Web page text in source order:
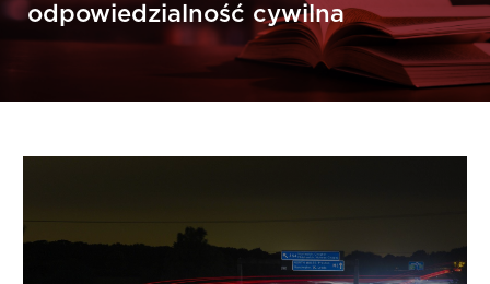
odpowiedzialność cywilna